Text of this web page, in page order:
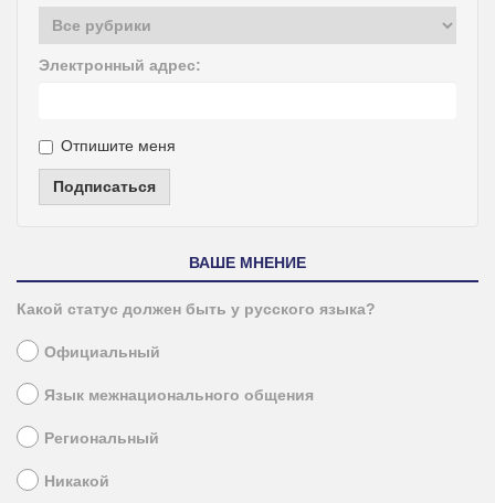
Электронный адрес:
Отпишите меня
Подписаться
ВАШЕ МНЕНИЕ
Какой статус должен быть у русского языка?
Официальный
Язык межнационального общения
Региональный
Никакой